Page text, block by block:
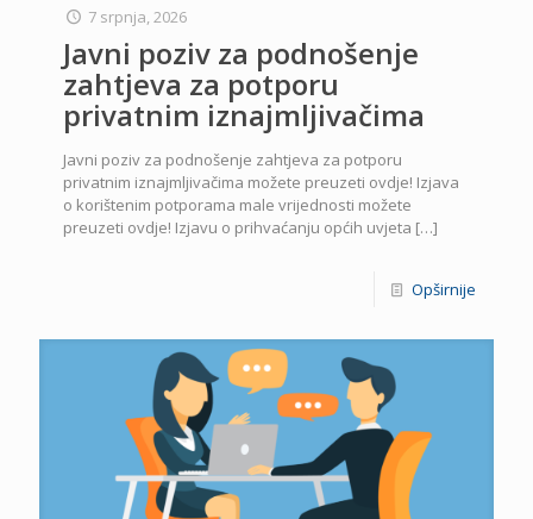
7 srpnja, 2026
Javni poziv za podnošenje
zahtjeva za potporu
privatnim iznajmljivačima
Javni poziv za podnošenje zahtjeva za potporu
privatnim iznajmljivačima možete preuzeti ovdje! Izjava
o korištenim potporama male vrijednosti možete
preuzeti ovdje! Izjavu o prihvaćanju općih uvjeta […]
Opširnije